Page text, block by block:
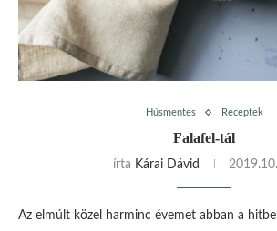
Húsmentes Receptek
Falafel-tál
írta Kárai Dávid
Az elmúlt közel harminc évemet abban a